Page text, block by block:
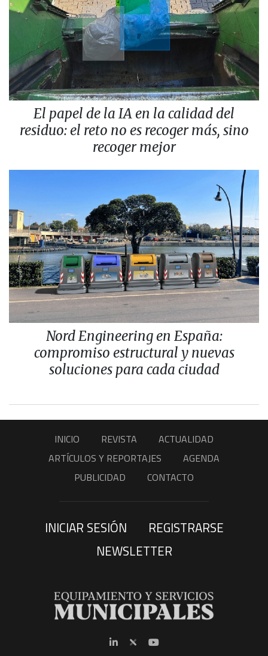
El papel de la IA en la calidad del
residuo: el reto no es recoger más, sino
recoger mejor
Nord Engineering en España:
compromiso estructural y nuevas
soluciones para cada ciudad
INICIO REVISTA
ACTUALIDAD
ARTÍCULOS Y REPORTAJES
AGENDA
PUBLICIDAD
CONTACTO
INICIAR SESIÓN
REGISTRARSE
NEWSLETTER